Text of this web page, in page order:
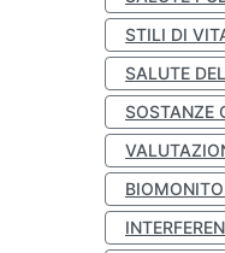
STILI DI
SALUTE
SOSTANZE